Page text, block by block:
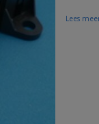
Lees